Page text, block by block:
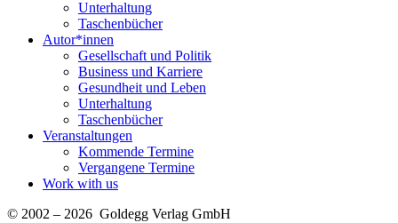
Unterhaltung
Taschenbücher
Autor*innen
Gesellschaft und Politik
Business und Karriere
Gesundheit und Leben
Unterhaltung
Taschenbücher
Veranstaltungen
Kommende Termine
Vergangene Termine
Work with us
© 2002 – 2026 Goldegg Verlag GmbH